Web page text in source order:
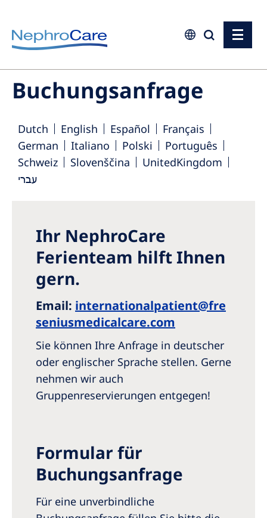
Europe
Czech Republic
Germany
Israel
Italy
Poland
Portugal
Romania
Russia
Serbia
Slovakia
Slovenia
Spain
United Kingdom
Asia Pacific
Buchungsanfrage
Dutch English Español
Français
German
Italiano Polski
Português
Schweiz
Slovenščina
UnitedKingdom
עברי
Ihr NephroCare
Ferienteam hilft Ihnen
gern.
Email: internationalpatient@fre
seniusmedicalcare.com
Sie können Ihre Anfrage in deutscher
oder englischer Sprache stellen. Gerne
nehmen wir auch
Gruppenreservierungen entgegen!
Formular für
Buchungsanfrage
Für eine unverbindliche